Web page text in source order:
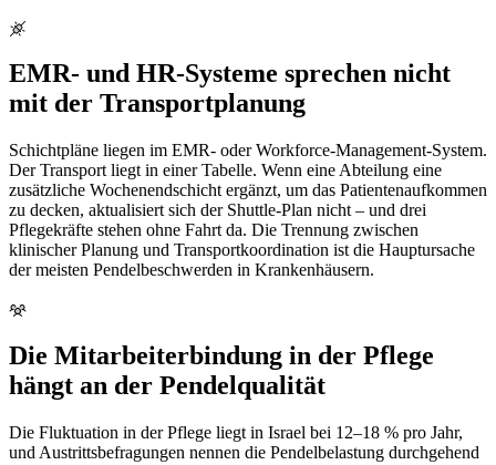
EMR- und HR-Systeme sprechen nicht
mit der Transportplanung
Schichtpläne liegen im EMR- oder Workforce-Management-System.
Der Transport liegt in einer Tabelle. Wenn eine Abteilung eine
zusätzliche Wochenendschicht ergänzt, um das Patientenaufkommen
zu decken, aktualisiert sich der Shuttle-Plan nicht – und drei
Pflegekräfte stehen ohne Fahrt da. Die Trennung zwischen
klinischer Planung und Transportkoordination ist die Hauptursache
der meisten Pendelbeschwerden in Krankenhäusern.
Die Mitarbeiterbindung in der Pflege
hängt an der Pendelqualität
Die Fluktuation in der Pflege liegt in Israel bei 12–18 % pro Jahr,
und Austrittsbefragungen nennen die Pendelbelastung durchgehend